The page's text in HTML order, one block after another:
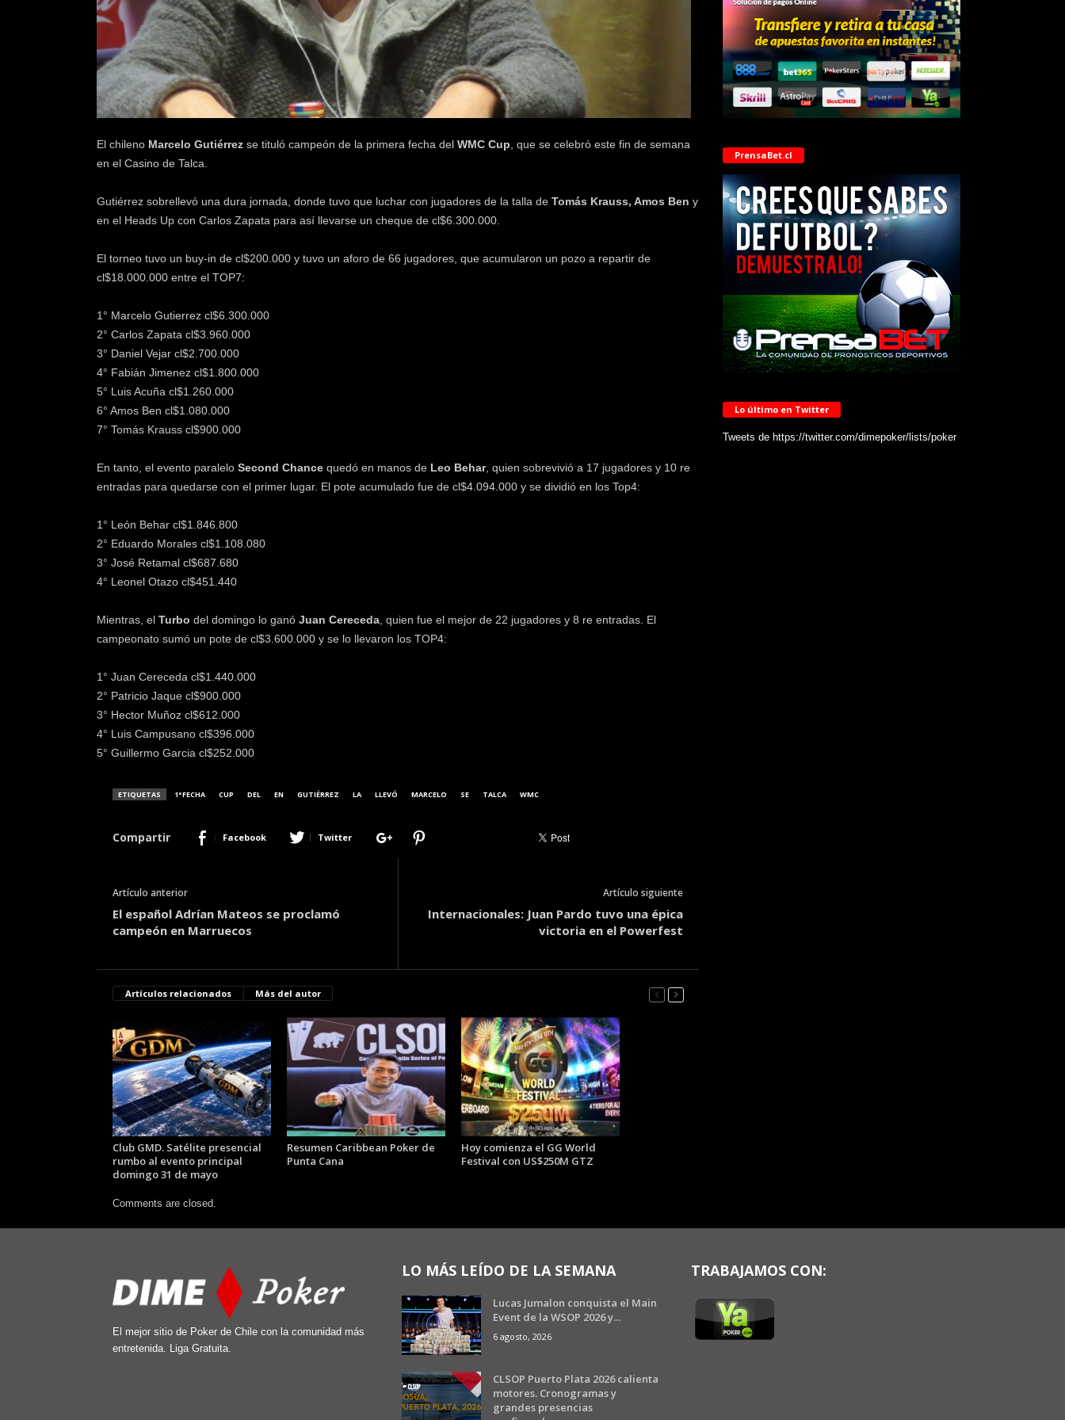
r
.
c
El chileno Marcelo Gutiérrez se tituló campeón de la primera fecha del WMC Cup , que se celebró este fin de semana
en el Casino de Talca.
Gutiérrez sobrellevó una dura jornada, donde tuvo que luchar con jugadores de la talla de Tomás Krauss, Amos Ben y
en el Heads Up con Carlos Zapata para así llevarse un cheque de cl$6.300.000.
El torneo tuvo un buy-in de cl$200.000 y tuvo un aforo de 66 jugadores, que acumularon un pozo a repartir de
cl$18.000.000 entre el TOP7:
1° Marcelo Gutierrez cl$6.300.000
2° Carlos Zapata cl$3.960.000
3° Daniel Vejar cl$2.700.000
4° Fabián Jimenez cl$1.800.000
5° Luis Acuña cl$1.260.000
6° Amos Ben cl$1.080.000
7° Tomás Krauss cl$900.000
En tanto, el evento paralelo Second Chance quedó en manos de Leo Behar, quien sobrevivió a 17 jugadores y 10 re
entradas para quedarse con el primer lugar. El pote acumulado fue de cl$4.094.000 y se dividió en los Top4:
1° León Behar cl$1.846.800
2° Eduardo Morales cl$1.108.080
3° José Retamal cl$687.680
4° Leonel Otazo cl$451.440
Mientras, el Turbo del domingo lo ganó Juan Cereceda , quien fue el mejor de 22 jugadores y 8 re entradas. El
campeonato sumó un pote de cl$3.600.000 y se lo llevaron los TOP4:
1° Juan Cereceda cl$1.440.000
2° Patricio Jaque cl$900.000
3° Hector Muñoz cl$612.000
4° Luis Campusano cl$396.000
5° Guillermo Garcia cl$252.000
ETIQUETAS 1°FECHA CUP DEL EN GUTIÉRREZ LA LLEVÓ MARCELO SE TALCA WMC
Compartir Facebook Twitter
Artículo anterior
El español Adrían Mateos se proclamó
campeón en Marruecos
Artículo siguiente
Internacionales: Juan Pardo tuvo una épica
victoria en el Powerfest
Artículos relacionados Más del autor
Club GMD. Satélite presencial
rumbo al evento principal
domingo 31 de mayo
Resumen Caribbean Poker de
Punta Cana
Hoy comienza el GG World
Festival con US$250M GTZ
Comments are closed.
PrensaBet.cl
Lo último en Twitter
Tweets de https://twitter.com/dimepoker/lists/poker
El mejor sitio de Poker de Chile con la comunidad más
entretenida. Liga Gratuita.
LO MÁS LEÍDO DE LA SEMANA
Lucas Jumalon conquista el Main
Event de la WSOP 2026 y...
6 agosto, 2026
CLSOP Puerto Plata 2026 calienta
motores. Cronogramas y
grandes presencias
TRABAJAMOS CON: